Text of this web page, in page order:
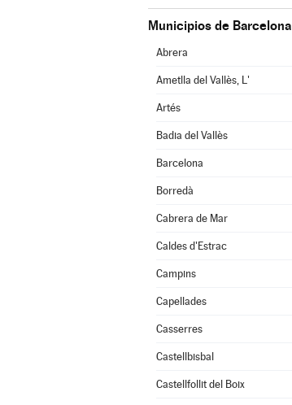
Municipios de Barcelona
Abrera
Ametlla del Vallès, L'
Artés
Badia del Vallès
Barcelona
Borredà
Cabrera de Mar
Caldes d'Estrac
Campins
Capellades
Casserres
Castellbisbal
Castellfollit del Boix